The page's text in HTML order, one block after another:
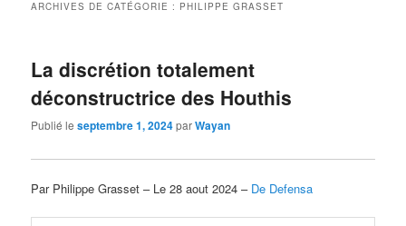
ARCHIVES DE CATÉGORIE : PHILIPPE GRASSET
La discrétion totalement
déconstructrice des Houthis
Publié leseptembre 1, 2024parWayan
Par Philippe Grasset – Le 28 aout 2024 – De Defensa